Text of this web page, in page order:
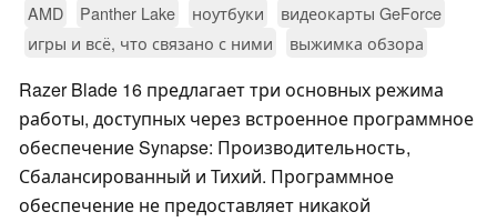
AMD Panther Lake ноутбуки
видеокарты GeForce
игры и всё, что связано с ними
выжимка обзора
Razer Blade 16 предлагает три основных режима
работы, доступных через встроенное программное
обеспечение Synapse: Производительность,
Сбалансированный и Тихий. Программное
обеспечение не предоставляет никакой